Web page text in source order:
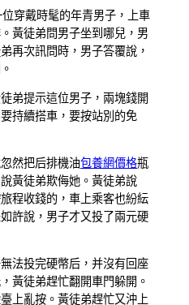
穿戴時髦的年青男子，上車
黃徒弟問男子坐到哪兒，男
再次訊問時，男子答覆說，
弟提示這位男子，兩塊錢開
持續搭車，要按站別的免
然把后排機油包養網價格瓶
黃徒弟欺侮她。黃徒弟說
程收錢的，車上乘客也紛紜
許說，男子才又投了兩元硬
法投完硬幣后，并沒有回座
黃徒弟趕忙翻開車門躲開。
上亂按。黃徒弟趕忙又沖上